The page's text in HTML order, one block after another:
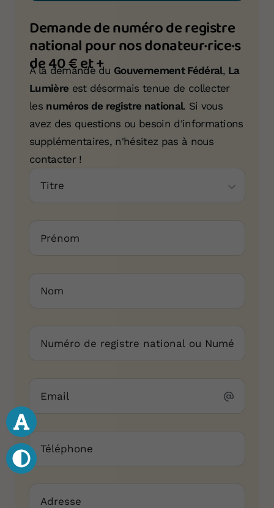
Demande de numéro de registre
national pour nos donateur·rice·s
de 40 € et +
À la demande du Gouvernement Fédéral, La
Lumière est désormais tenue de collecter
les numéros de registre national. Si vous
avez des questions ou besoin d'informations
supplémentaires, n'hésitez pas à nous
contacter !